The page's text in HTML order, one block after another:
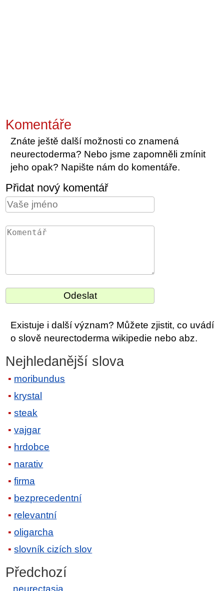
Komentáře
Znáte ještě další možnosti co znamená
neurectoderma? Nebo jsme zapomněli zmínit
jeho opak? Napište nám do komentáře.
Přidat nový komentář
Existuje i další význam? Můžete zjistit, co uvádí
o slově neurectoderma wikipedie nebo abz.
Nejhledanější slova
moribundus
krystal
steak
vajgar
hrdobce
narativ
firma
bezprecedentní
relevantní
oligarcha
slovník cizích slov
Předchozí